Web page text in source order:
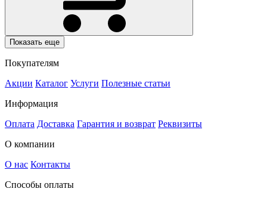
Показать еще
Покупателям
Акции Каталог Услуги Полезные статьи
Информация
Оплата Доставка Гарантия и возврат Реквизиты
О компании
О нас Контакты
Способы оплаты